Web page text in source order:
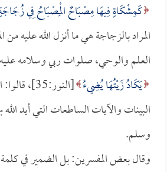
كَمِشْكَاةٍ فِيهَا مِصْبَاحٌ الْمِصْبَاحُ فِي
المراد بالزجاجة هي ما أنزل الله عليه من
العلم والوحي، صلوات ربي وسلامه
يَكَادُ زَيْتُهَا يُضِيءُ
البينات والآيات الساطعات التي أيد الله
وسلم.
وقال بعض المفسرين: بل الضمير في كلمة